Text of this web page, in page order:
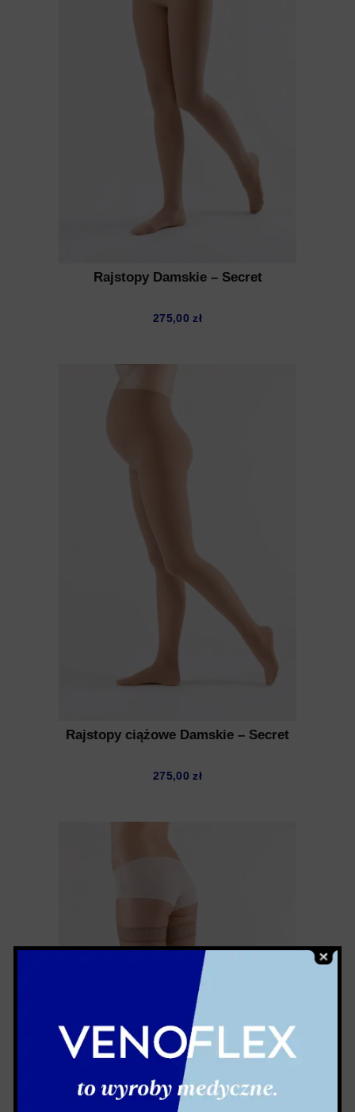
Rajstopy Damskie – Secret
275,00zł
Rajstopy ciążowe Damskie – Secret
275,00zł